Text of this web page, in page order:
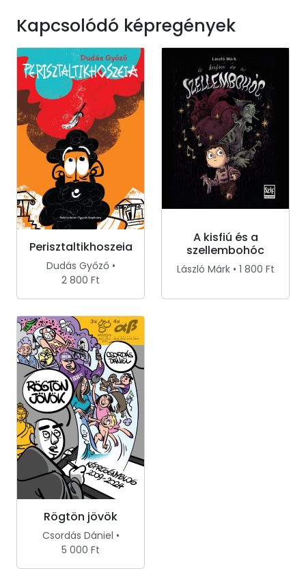
Kapcsolódó képregények
Perisztaltikhoszeia
Dudás Győző •
2 800 Ft
A kisfiú és a
szellembohóc
László Márk • 1 800 Ft
Rögtön jövök
Csordás Dániel •
5 000 Ft